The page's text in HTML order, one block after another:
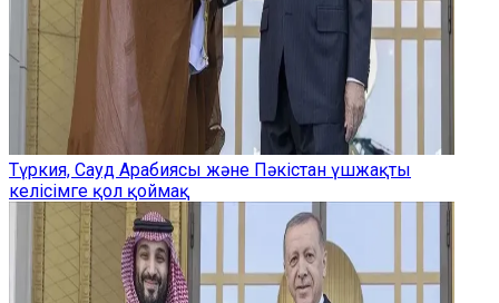
Түркия, Сауд Арабиясы және Пәкістан үшжақты
келісімге қол қоймақ